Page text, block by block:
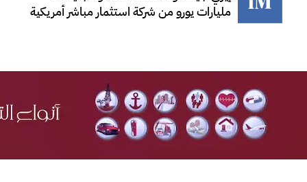
مليارات يورو من شركة استثمار مباشر أمريكية